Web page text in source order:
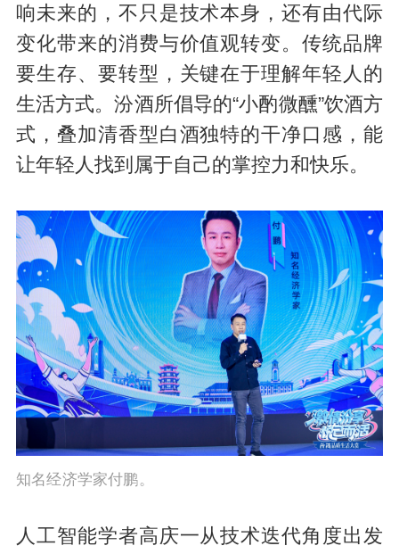
响未来的，不只是技术本身，还有由代际
变化带来的消费与价值观转变。传统品牌
要生存、要转型，关键在于理解年轻人的
生活方式。汾酒所倡导的“小酌微醺”饮酒方
式，叠加清香型白酒独特的干净口感，能
让年轻人找到属于自己的掌控力和快乐。
知名经济学家付鹏。
人工智能学者高庆一从技术迭代角度出发